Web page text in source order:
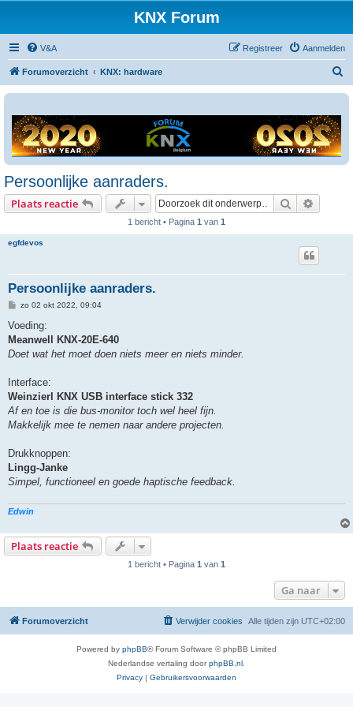
KNX Forum
V&A Aanmelden
Registreer
Forumoverzicht KNX: hardware
Persoonlijke aanraders.
Plaats reactie Zoek
1 bericht • Pagina 1 van 1
egfdevos
Persoonlijke aanraders.
B
r
c
h
zo 02 okt 2022, 09:04
Voeding:
Meanwell KNX-20E-640
Doet wat het moet doen niets meer en niets minder.
Interface:
Weinzierl KNX USB interface stick 332
Af en toe is die bus-monitor toch wel heel fijn.
Makkelijk mee te nemen naar andere projecten.
Drukknoppen:
Lingg-Janke
Simpel, functioneel en goede haptische feedback.
Edwin
Plaats reactie
1 bericht • Pagina 1 van 1
Ga naar
Forumoverzicht Alle tijden zijn UTC+02:00
Verwijder cookies
Powered by phpBB® Forum Software © phpBB Limited
Nederlandse vertaling doorphpBB.nl
Privacy | Gebruikersvoorwaarden